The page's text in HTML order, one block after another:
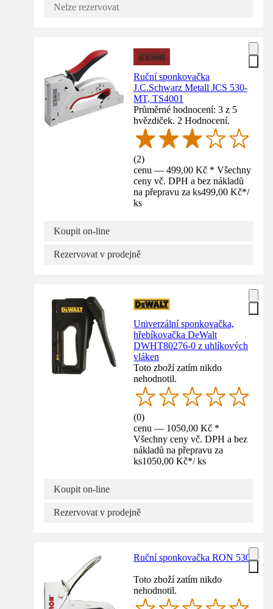
Nelze rezervovat
Ruční sponkovačka
J.C.Schwarz Metall JCS 530-
MT, TS4001
Průměrné hodnocení: 3 z 5
hvězdiček. 2 Hodnocení.
(2)
cenu — 499,00 Kč * Všechny
ceny vč. DPH a bez nákladů
na přepravu za ks499,00 Kč*/
ks
Koupit on-line
Rezervovat v prodejně
Univerzální sponkovačka,
hřebíkovačka DeWalt
DWHT80276-0 z uhlíkových
vláken
Toto zboží zatím nikdo
nehodnotil.
(0)
cenu — 1050,00 Kč *
Všechny ceny vč. DPH a bez
nákladů na přepravu za
ks1050,00 Kč*/ ks
Koupit on-line
Rezervovat v prodejně
Ruční sponkovačka RON 530
Toto zboží zatím nikdo
nehodnotil.